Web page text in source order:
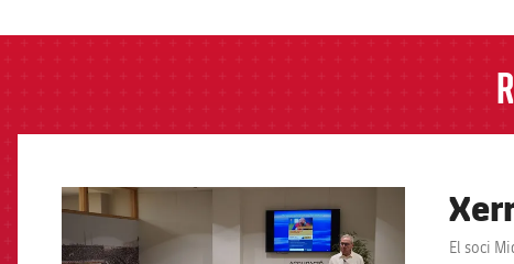
FCB Barcelona badge
El soci